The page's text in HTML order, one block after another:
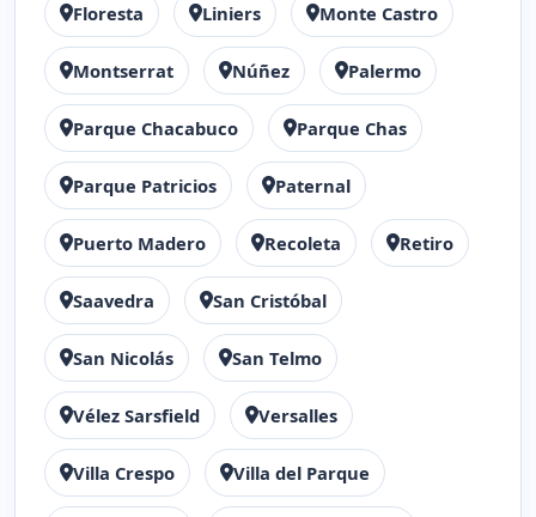
Floresta Liniers Monte Castro
Montserrat Núñez Palermo
Parque Chacabuco Parque Chas
Parque Patricios Paternal
Puerto Madero Recoleta Retiro
Saavedra San Cristóbal
San Nicolás San Telmo
Vélez Sarsfield Versalles
Villa Crespo Villa del Parque